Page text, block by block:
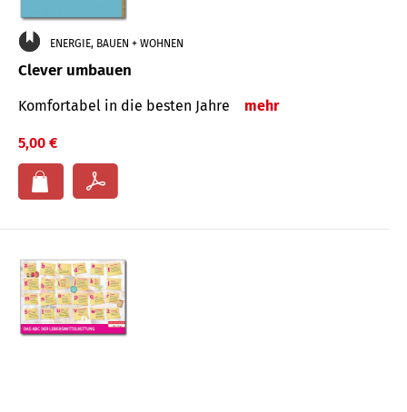
ENERGIE, BAUEN + WOHNEN
Clever umbauen
Komfortabel in die besten Jahre mehr
5,00 €